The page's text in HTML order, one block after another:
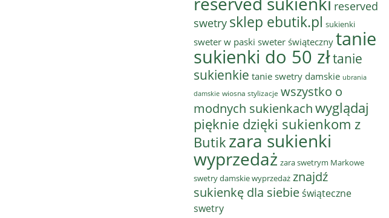
reserved
swetry sklep ebutik.pl sukienki
sweter w paski sweter świątecznytanie
sukienki do 50 złtanie
sukienkie tanie swetry damskie ubrania
damskie wiosna stylizacje wszystko o
modnych sukienkachwyglądaj
pięknie dzięki sukienkom z
Butik zara sukienki
wyprzedaż zara swetrym Markowe
swetry damskie wyprzedaż znajdź
sukienkę dla siebieświąteczne
swetry